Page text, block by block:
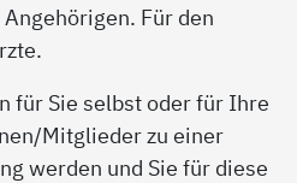
Für den
für Sie selbst oder für Ihre
Mitglieder zu einer
werden und Sie für diese